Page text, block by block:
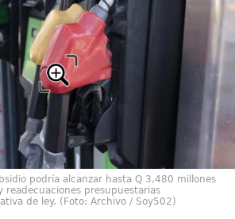
podría alcanzar hasta Q 3,480 millones
readecuaciones presupuestarias
de ley. (Foto: Archivo / Soy502)